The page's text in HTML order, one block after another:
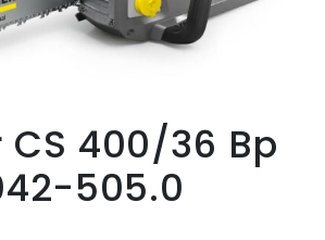
CS 400/36 Bp
505.0